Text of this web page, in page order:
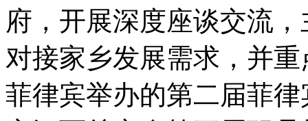
府，开展深度座谈交流
对接家乡发展需求，并
菲律宾举办的第二届菲